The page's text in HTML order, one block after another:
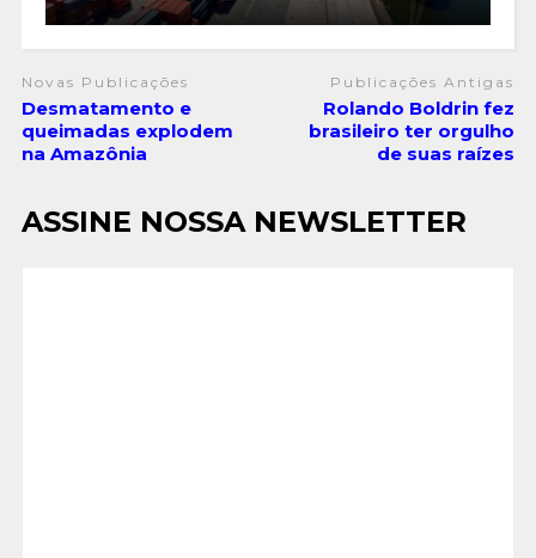
Novas Publicações
Desmatamento e
queimadas explodem
na Amazônia
Publicações Antigas
Rolando Boldrin fez
brasileiro ter orgulho
de suas raízes
ASSINE NOSSA NEWSLETTER